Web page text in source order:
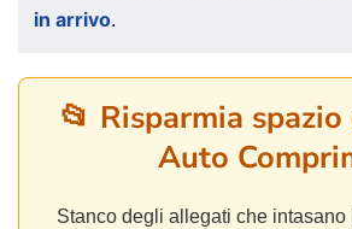
in arrivo.
📂 Risparmia
Auto
Stanco degli allegati che intasano